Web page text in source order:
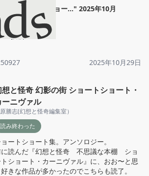
怪奇 幻影の街 ショー..." 2025年10月
29日
投稿
2025年10月29日
と怪奇 幻影の街 ショートショート・
ーニヴァル
勝志(幻想と怪奇編集室）
読み終わった
ートショート集。アンソロジー。
読んだ『幻想と怪奇　不思議な本棚　ショ
ショート・カーニヴァル』に、おお〜と思
好きな作品が多かったのでこちらも読了。